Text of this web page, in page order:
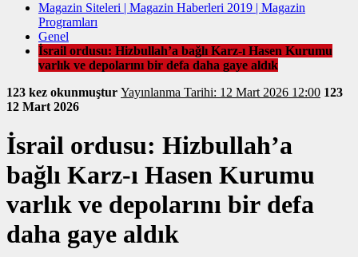
Magazin Siteleri | Magazin Haberleri 2019 | Magazin
Programları
Genel
İsrail ordusu: Hizbullah’a bağlı Karz-ı Hasen Kurumu
varlık ve depolarını bir defa daha gaye aldık
123 kez okunmuştur
Yayınlanma Tarihi: 12 Mart 2026 12:00 123
12 Mart 2026
İsrail ordusu: Hizbullah’a
bağlı Karz-ı Hasen Kurumu
varlık ve depolarını bir defa
daha gaye aldık